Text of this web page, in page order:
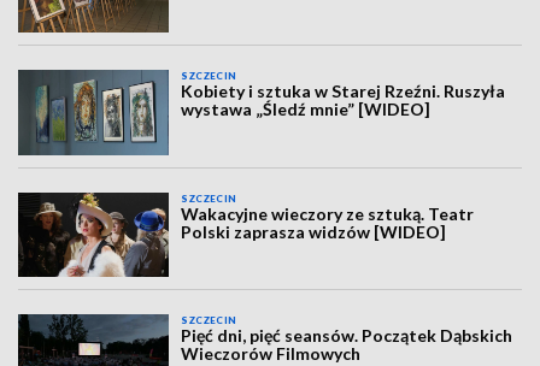
SZCZECIN
Kobiety i sztuka w Starej Rzeźni. Ruszyła
wystawa „Śledź mnie” [WIDEO]
SZCZECIN
Wakacyjne wieczory ze sztuką. Teatr
Polski zaprasza widzów [WIDEO]
SZCZECIN
Pięć dni, pięć seansów. Początek Dąbskich
Wieczorów Filmowych